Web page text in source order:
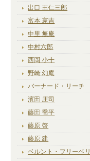
出口 王仁三郎
富本 憲吉
中里 無庵
中村六郎
西岡 小十
野崎 幻庵
バーナード・リーチ
濱田 庄司
藤田 喬平
藤原 啓
藤原 建
ベルント・フリーベリ